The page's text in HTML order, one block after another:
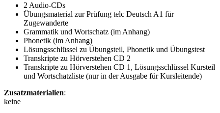
2 Audio-CDs
Übungsmaterial zur Prüfung telc Deutsch A1 für
Zugewanderte
Grammatik und Wortschatz (im Anhang)
Phonetik (im Anhang)
Lösungsschlüssel zu Übungsteil, Phonetik und Übungstest
Transkripte zu Hörverstehen CD 2
Transkripte zu Hörverstehen CD 1, Lösungsschlüssel Kursteil
und Wortschatzliste (nur in der Ausgabe für Kursleitende)
Zusatzmaterialien:
keine